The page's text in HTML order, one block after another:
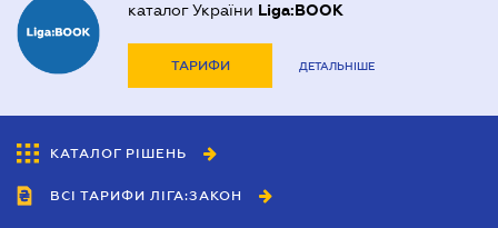
каталог України Liga:BOOK
ТАРИФИ ДЕТАЛЬНІШЕ
КАТАЛОГ РІШЕНЬ
ВСІ ТАРИФИ ЛІГА:ЗАКОН